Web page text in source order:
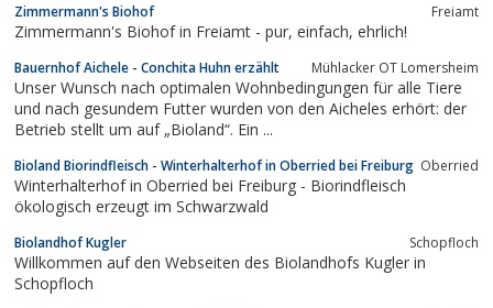
Zimmermann's Biohof Freiamt
Zimmermann's Biohof in Freiamt - pur, einfach, ehrlich!
Bauernhof Aichele - Conchita Huhn erzählt Mühlacker OT Lomersheim
Unser Wunsch nach optimalen Wohnbedingungen für alle Tiere
und nach gesundem Futter wurden von den Aicheles erhört: der
Betrieb stellt um auf „Bioland“. Ein ...
Bioland Biorindfleisch - Winterhalterhof in Oberried bei Freiburg Oberried
Winterhalterhof in Oberried bei Freiburg - Biorindfleisch
ökologisch erzeugt im Schwarzwald
Biolandhof Kugler Schopfloch
Willkommen auf den Webseiten des Biolandhofs Kugler in
Schopfloch